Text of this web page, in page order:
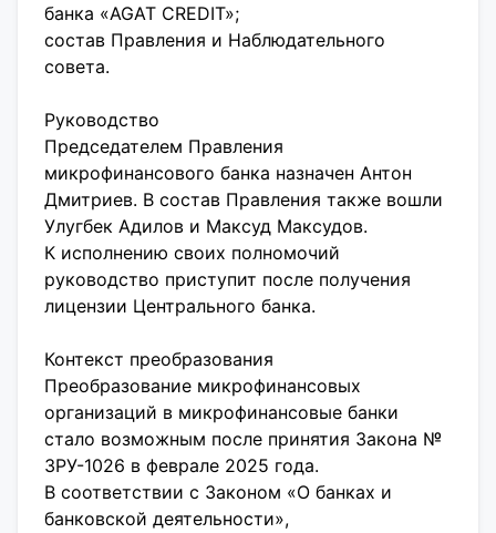
банка «AGAT CREDIT»;
состав Правления и Наблюдательного
совета.
Руководство
Председателем Правления
микрофинансового банка назначен Антон
Дмитриев. В состав Правления также вошли
Улугбек Адилов и Максуд Максудов.
К исполнению своих полномочий
руководство приступит после получения
лицензии Центрального банка.
Контекст преобразования
Преобразование микрофинансовых
организаций в микрофинансовые банки
стало возможным после принятия Закона №
ЗРУ-1026 в феврале 2025 года.
В соответствии с Законом «О банках и
банковской деятельности»,